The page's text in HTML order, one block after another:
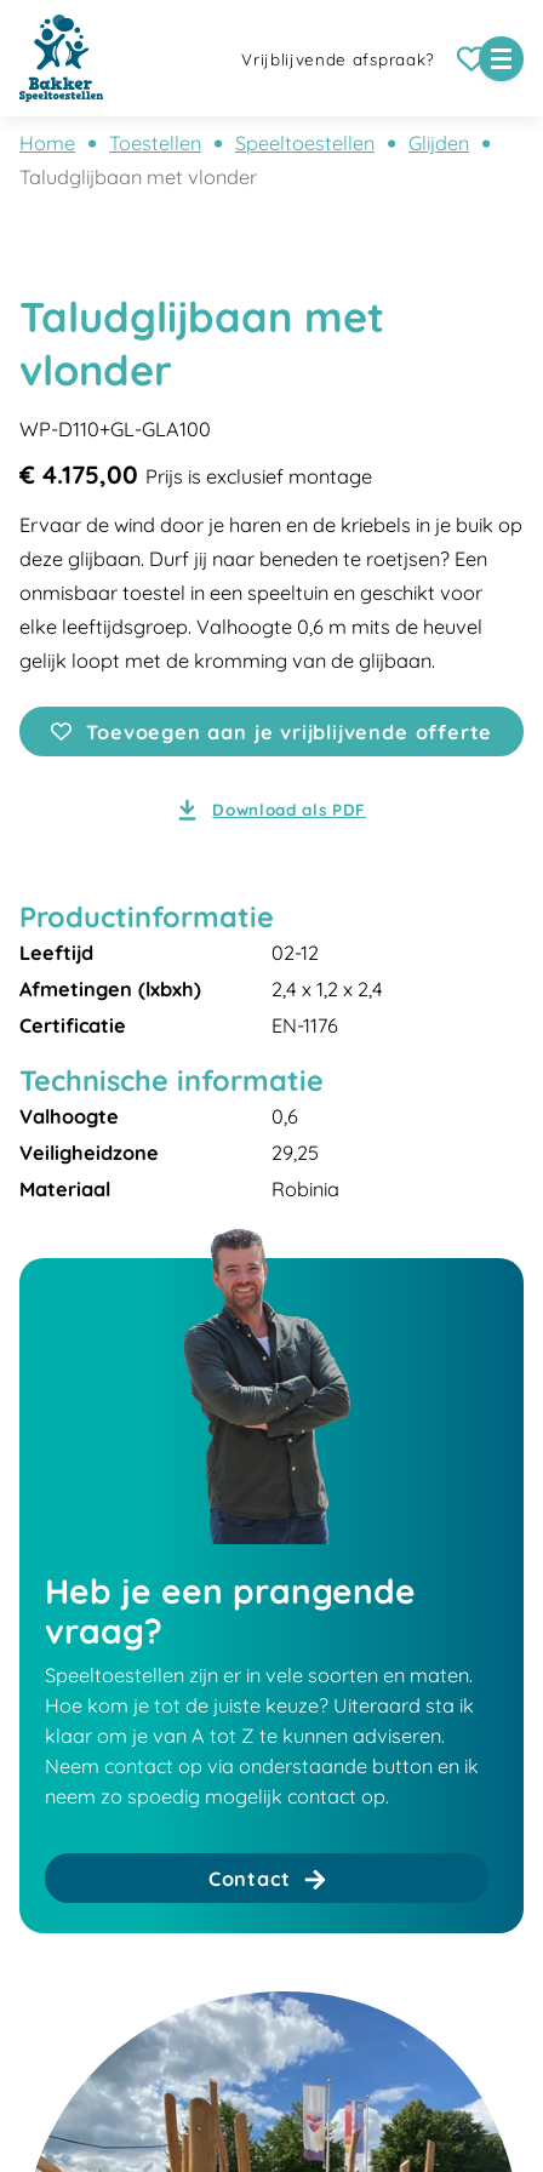
Vrijblijvende afspraak?
Home Toestellen Speeltoestellen
Glijden
Taludglijbaan met vlonder
Taludglijbaan met
vlonder
WP-D110+GL-GLA100
€ 4.175,00 Prijs is exclusief montage
Ervaar de wind door je haren en de kriebels in je buik op
deze glijbaan. Durf jij naar beneden te roetjsen? Een
onmisbaar toestel in een speeltuin en geschikt voor
elke leeftijdsgroep. Valhoogte 0,6 m mits de heuvel
gelijk loopt met de kromming van de glijbaan.
Toevoegen aan je vrijblijvende offerte
Download als PDF
Productinformatie
Leeftijd
02-12
Afmetingen (lxbxh)
2,4 x 1,2 x 2,4
Certificatie
EN-1176
Technische informatie
Valhoogte
0,6
Veiligheidzone
29,25
Materiaal
Robinia
Heb je een prangende
vraag?
Speeltoestellen zijn er in vele soorten en maten.
Hoe kom je tot de juiste keuze? Uiteraard sta ik
klaar om je van A tot Z te kunnen adviseren.
Neem contact op via onderstaande button en ik
neem zo spoedig mogelijk contact op.
Contact